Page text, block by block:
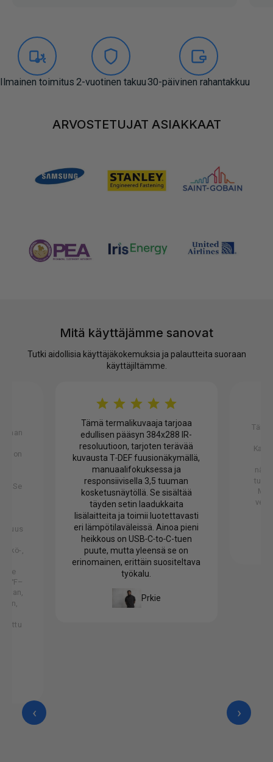
Ilmainen toimitus 2-vuotinen takuu30-päivinen rahantakkuu
ARVOSTETUJAT ASIAKKAAT
Mitä käyttäjämme sanovat
Tutki aidollisia käyttäjäkokemuksia ja palautteita suoraan
käyttäjiltämme.
‹ ›
on
Se
,
se
4°F–
Tämä termalikuvaaja tarjoaa
edullisen pääsyn 384x288 IR-
resoluutioon, tarjoten terävää
kuvausta T‑DEF fuusionäkymällä,
manuaalifokuksessa ja
responsiivisella 3,5 tuuman
kosketusnäytöllä. Se sisältää
täyden setin laadukkaita
lisälaitteita ja toimii luotettavasti
eri lämpötilaväleissä. Ainoa pieni
heikkous on USB‑C‑to‑C-tuen
puute, mutta yleensä se on
erinomainen, erittäin suositeltava
työkalu.
Prkie